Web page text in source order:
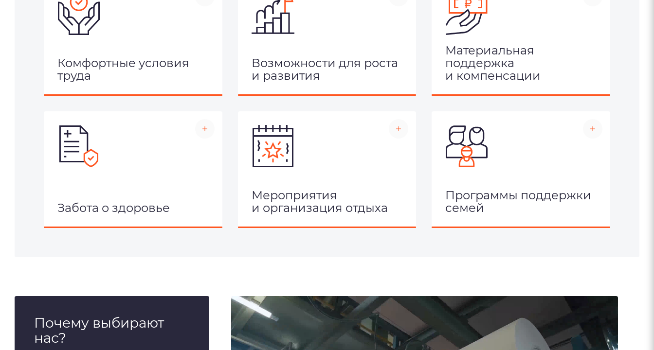
Комфортные условия
труда
Возможности для роста
и развития
Материальная
поддержка
и компенсации
Забота о здоровье
Мероприятия
и организация отдыха
Программы поддержки
семей
Почему выбирают
нас?